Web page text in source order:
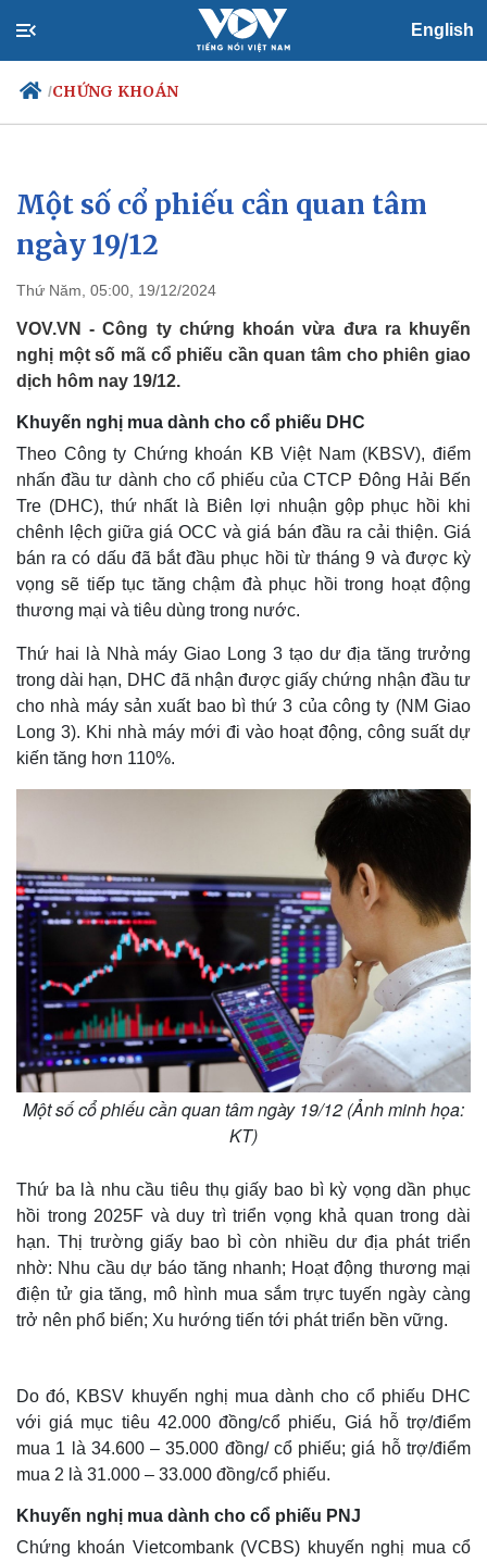
English
/CHỨNG KHOÁN
Chính trị
Đảng
Tổ chức nhân sự
Nhận diện sự thật
Xã hội
Việc làm
Biển đảo
Thế giới
Quan sát
Cuộc sống đó đây
Multimedia
Video
Ảnh
E-Magazine
Một số cổ phiếu cần quan tâm
ngày 19/12
Thứ Năm, 05:00, 19/12/2024
VOV.VN - Công ty chứng khoán vừa đưa ra khuyến
nghị một số mã cổ phiếu cần quan tâm cho phiên giao
dịch hôm nay 19/12.
Khuyến nghị mua dành cho cổ phiếu DHC
Theo Công ty Chứng khoán KB Việt Nam (KBSV), điểm
nhấn đầu tư dành cho cổ phiếu của CTCP Đông Hải Bến
Tre (DHC), thứ nhất là Biên lợi nhuận gộp phục hồi khi
chênh lệch giữa giá OCC và giá bán đầu ra cải thiện. Giá
bán ra có dấu đã bắt đầu phục hồi từ tháng 9 và được kỳ
vọng sẽ tiếp tục tăng chậm đà phục hồi trong hoạt động
thương mại và tiêu dùng trong nước.
Thứ hai là Nhà máy Giao Long 3 tạo dư địa tăng trưởng
trong dài hạn, DHC đã nhận được giấy chứng nhận đầu tư
cho nhà máy sản xuất bao bì thứ 3 của công ty (NM Giao
Long 3). Khi nhà máy mới đi vào hoạt động, công suất dự
kiến tăng hơn 110%.
Một số cổ phiếu cần quan tâm ngày 19/12 (Ảnh minh họa:
KT)
Thứ ba là nhu cầu tiêu thụ giấy bao bì kỳ vọng dần phục
hồi trong 2025F và duy trì triển vọng khả quan trong dài
hạn. Thị trường giấy bao bì còn nhiều dư địa phát triển
nhờ: Nhu cầu dự báo tăng nhanh; Hoạt động thương mại
điện tử gia tăng, mô hình mua sắm trực tuyến ngày càng
trở nên phổ biến; Xu hướng tiến tới phát triển bền vững.
Do đó, KBSV khuyến nghị mua dành cho cổ phiếu DHC
với giá mục tiêu 42.000 đồng/cổ phiếu, Giá hỗ trợ/điểm
mua 1 là 34.600 – 35.000 đồng/ cổ phiếu; giá hỗ trợ/điểm
mua 2 là 31.000 – 33.000 đồng/cổ phiếu.
Khuyến nghị mua dành cho cổ phiếu PNJ
Chứng khoán Vietcombank (VCBS) khuyến nghị mua cổ